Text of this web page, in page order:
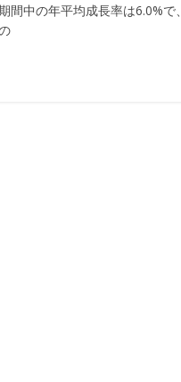
中の年平均成長率は6.0%で、